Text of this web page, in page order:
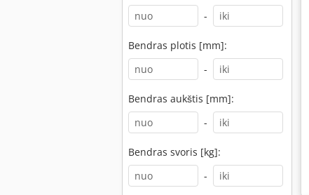
-
Bendras plotis [mm]:
-
Bendras aukštis [mm]:
-
Bendras svoris [kg]:
-